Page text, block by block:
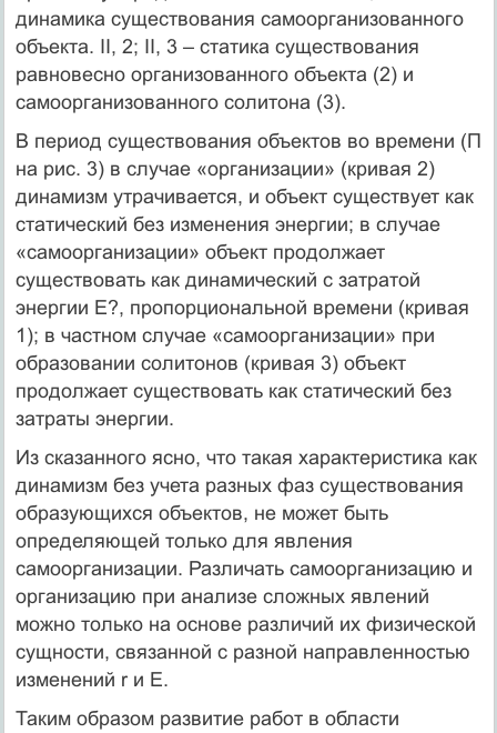
динамика существования самоорганизованного
объекта. II, 2; II, 3 – статика существования
равновесно организованного объекта (2) и
самоорганизованного солитона (3).
В период существования объектов во времени (П
на рис. 3) в случае «организации» (кривая 2)
динамизм утрачивается, и объект существует как
статический без изменения энергии; в случае
«самоорганизации» объект продолжает
существовать как динамический с затратой
энергии E?, пропорциональной времени (кривая
1); в частном случае «самоорганизации» при
образовании солитонов (кривая 3) объект
продолжает существовать как статический без
затраты энергии.
Из сказанного ясно, что такая характеристика как
динамизм без учета разных фаз существования
образующихся объектов, не может быть
определяющей только для явления
самоорганизации. Различать самоорганизацию и
организацию при анализе сложных явлений
можно только на основе различий их физической
сущности, связанной с разной направленностью
изменений r и Е.
Таким образом развитие работ в области